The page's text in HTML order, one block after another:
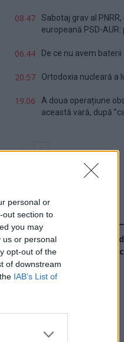
personal or
out section to
you may
us or personal
opt-out of the
of downstream
IAB’s List of
08.47
Sabotaj grav al
europeană PSD-AUR:
06.44 De ce nu avem baterii
20.57 Ortodoxia nucleară a
19.06
A doua operațiune
această vară, după
Sondaj
Ce partid ați vota
parlamentare ar avea
USR
PSD
AUR